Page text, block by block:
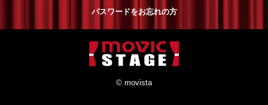
パスワードをお忘れの方
© movista